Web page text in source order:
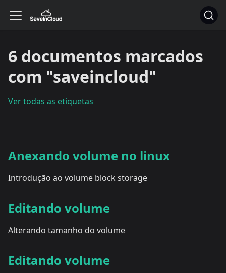
6 documentos marcados
com "saveincloud"
Ver todas as etiquetas
Anexando volume no linux
Introdução ao volume block storage
Editando volume
Alterando tamanho do volume
Editando volume